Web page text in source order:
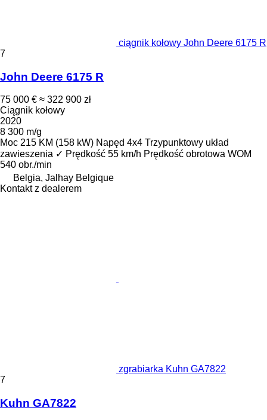
ciągnik kołowy John Deere 6175 R
7
John Deere 6175 R
75 000 € ≈ 322 900 zł
Ciągnik kołowy
2020
8 300 m/g
Moc 215 KM (158 kW) Napęd 4x4 Trzypunktowy układ
zawieszenia ✓ Prędkość 55 km/h Prędkość obrotowa WOM
540 obr./min
Belgia, Jalhay Belgique
Kontakt z dealerem
zgrabiarka Kuhn GA7822
7
Kuhn GA7822